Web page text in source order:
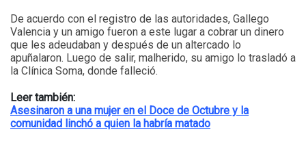
De acuerdo con el registro de las autoridades, Gallego
Valencia y un amigo fueron a este lugar a cobrar un dinero
que les adeudaban y después de un altercado lo
apuñalaron. Luego de salir, malherido, su amigo lo trasladó a
la Clínica Soma, donde falleció.
Leer también:
Asesinaron a una mujer en el Doce de Octubre y la
comunidad linchó a quien la habría matado